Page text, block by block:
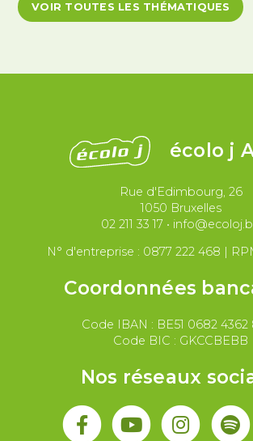
Antivalidisme Climat et
Justice et violences policières
Migrations et asile
Paix et droit international
VOIR TOUTES LES THÉMATIQUES
écolo j
Rue d'Edimbourg, 26
1050 Bruxelles
02 211 33 17 •
N° d'entreprise : 0877 222 468 |
Coordonnées
Code IBAN : BE51 0682 4362
Code BIC : GKCCBEBB
Nos réseaux